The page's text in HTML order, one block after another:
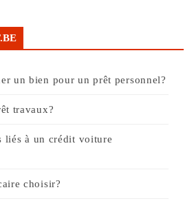
un bien pour un prêt personnel?
travaux?
liés à un crédit voiture
choisir?